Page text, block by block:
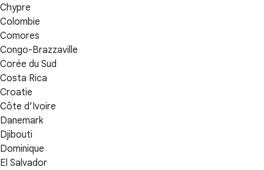
Chypre
Colombie
Comores
Congo-Brazzaville
Corée du Sud
Costa Rica
Croatie
Côte d’Ivoire
Danemark
Djibouti
Dominique
El Salvador